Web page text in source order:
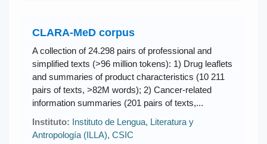
CLARA-MeD corpus
A collection of 24.298 pairs of professional and
simplified texts (>96 million tokens): 1) Drug leaflets
and summaries of product characteristics (10 211
pairs of texts, >82M words); 2) Cancer-related
information summaries (201 pairs of texts,...
Instituto: Instituto de Lengua, Literatura y
Antropología (ILLA), CSIC